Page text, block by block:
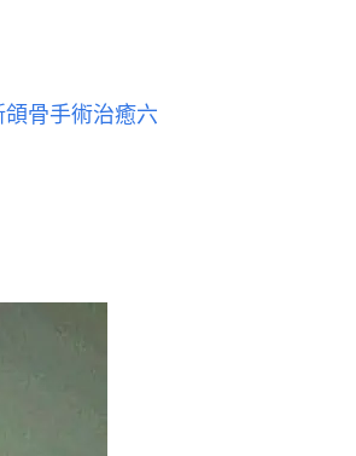
骨手術治癒六